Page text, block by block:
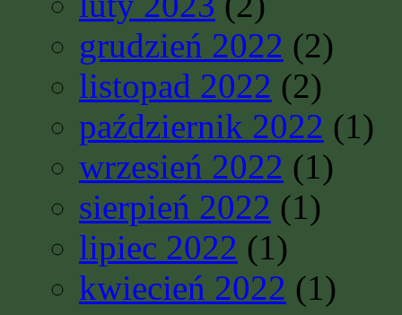
grudzień 2022 (2)
listopad 2022 (2)
październik 2022 (1)
wrzesień 2022 (1)
sierpień 2022 (1)
lipiec 2022 (1)
kwiecień 2022 (1)